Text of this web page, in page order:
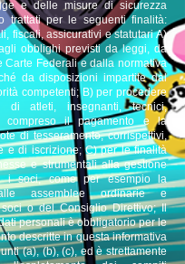
e delle misure di sicurezza
trattati per le seguenti finalità:
fiscali, assicurativi e statutari A)
obblighi previsti da leggi, da
Carte Federali e dalla normativa
da disposizioni impartite dal
competenti; B) per procedere
di atleti, insegnanti, tecnici,
compreso il pagamento e la
di tesseramento, corrispettivi,
e di iscrizione; C) per le finalità
e strumentali alla gestione
i soci, come per esempio la
assemblee ordinarie e
o del Consiglio Direttivo; Il
personali è obbligatorio per le
descritte in questa informativa
(a), (b), (c), ed è strettamente